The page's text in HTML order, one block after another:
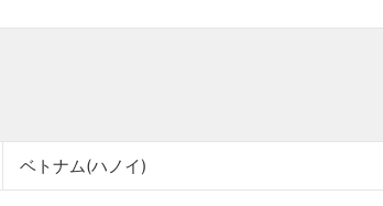
ベトナム(ハノイ)